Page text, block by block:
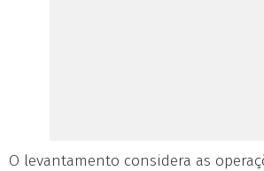
O levantamento considera as